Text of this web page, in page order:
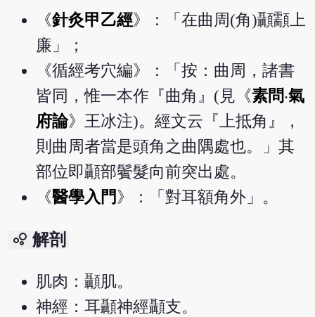
《針灸甲乙經》：「在曲周(角)顳顬上
廉」；
《循經考穴編》：「按：曲周，諸書
皆同，惟一本作『曲角』(見《素問‧氣
府論》王冰注)。經文云『上抵角』，
則曲周者當是頭角之曲隅處也。」其
部位即顳部鬢髮向前突出處。
《醫學入門 》：「對耳額角外」。
bubble_chart 解剖
肌肉：顳肌。
神經：耳顳神經顳支。